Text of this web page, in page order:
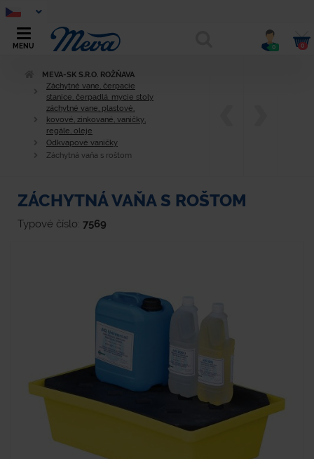
MENU 0 0
MEVA-SK S.R.O. ROŽŇAVA
Záchytné vane, čerpacie
stanice, čerpadlá, mycie stoly
záchytné vane, plastové,
kovové, zinkované, vaničky,
regále, oleje
Odkvapové vaničky
Záchytná vaňa s roštom
ZÁCHYTNÁ VAŇA S ROŠTOM
Typové číslo: 7569